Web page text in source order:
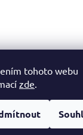
tohoto webu
zde
svítidlo